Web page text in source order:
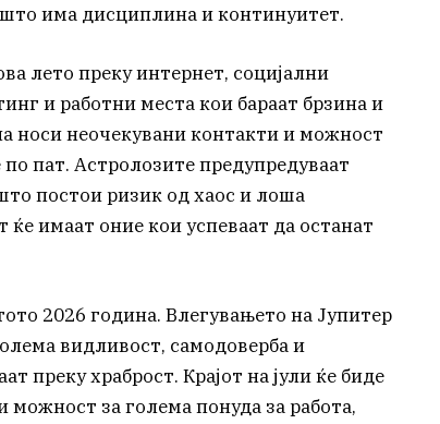
има дисциплина и континуитет.
лето преку интернет, социјални
и работни места кои бараат брзина и
носи неочекувани контакти и можност
пат. Астролозите предупредуваат
постои ризик од хаос и лоша
ќе имаат оние кои успеваат да останат
2026 година. Влегувањето на Јупитер
видливост, самодоверба и
преку храброст. Крајот на јули ќе биде
можност за голема понуда за работа,